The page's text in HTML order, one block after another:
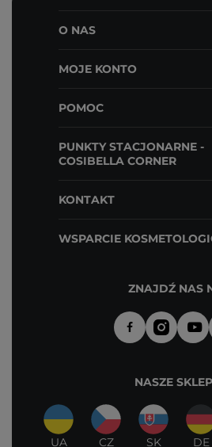
O NAS
MOJE KONTO
POMOC
PUNKTY STACJONARNE -
COSIBELLA CORNER
KONTAKT
WSPARCIE
ZNAJDŹ NAS
NASZE
UA CZ SK DE